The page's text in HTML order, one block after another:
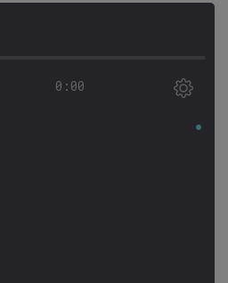
0:00